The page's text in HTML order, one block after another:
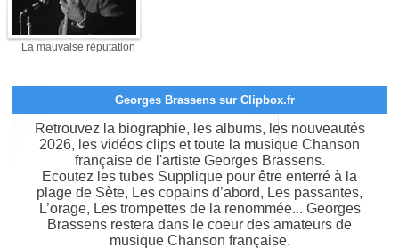
La mauvaise réputation
Georges Brassens sur Clipbox.fr
Retrouvez la biographie, les albums, les nouveautés
2026, les vidéos clips et toute la musique Chanson
française de l'artiste Georges Brassens.
Ecoutez les tubes Supplique pour être enterré à la
plage de Sète, Les copains d’abord, Les passantes,
L’orage, Les trompettes de la renommée... Georges
Brassens restera dans le coeur des amateurs de
musique Chanson française.